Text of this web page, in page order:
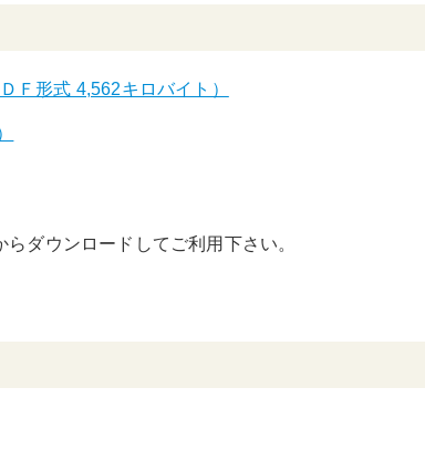
Ｆ形式 4,562キロバイト）
らダウンロードしてご利用下さい。